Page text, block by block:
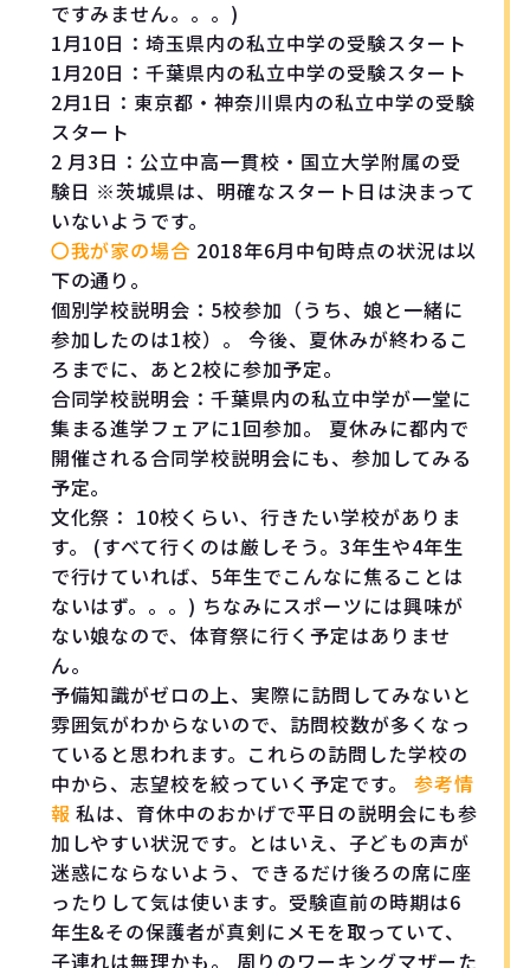
ですみません。。。)
1月10日：埼玉県内の私立中学の受験スタート
1月20日：千葉県内の私立中学の受験スタート
2月1日：東京都・神奈川県内の私立中学の受験
スタート
2 月3日：公立中高一貫校・国立大学附属の受
験日 ※茨城県は、明確なスタート日は決まって
いないようです。
〇我が家の場合 2018年6月中旬時点の状況は以
下の通り。
個別学校説明会：5校参加（うち、娘と一緒に
参加したのは1校）。 今後、夏休みが終わるこ
ろまでに、あと2校に参加予定。
合同学校説明会：千葉県内の私立中学が一堂に
集まる進学フェアに1回参加。 夏休みに都内で
開催される合同学校説明会にも、参加してみる
予定。
文化祭： 10校くらい、行きたい学校がありま
す。 (すべて行くのは厳しそう。3年生や4年生
で行けていれば、5年生でこんなに焦ることは
ないはず。。。) ちなみにスポーツには興味が
ない娘なので、体育祭に行く予定はありませ
ん。
予備知識がゼロの上、実際に訪問してみないと
雰囲気がわからないので、訪問校数が多くなっ
ていると思われます。これらの訪問した学校の
中から、志望校を絞っていく予定です。 参考情
報私は、育休中のおかげで平日の説明会にも参
加しやすい状況です。とはいえ、子どもの声が
迷惑にならないよう、できるだけ後ろの席に座
ったりして気は使います。受験直前の時期は6
年生&その保護者が真剣にメモを取っていて、
子連れは無理かも。 周りのワーキングマザーた